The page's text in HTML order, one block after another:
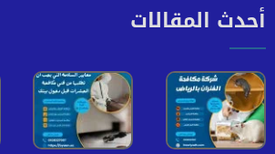
أحدث المقالات